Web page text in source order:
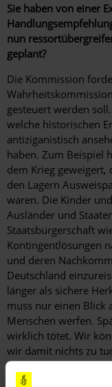
Sie haben von einer
nun
geplant?
Die Kommission
gesteuert werden
welche historischen
antiziganistisch
haben. Zum Beispiel
dem Krieg geweigert,
den Lagern
waren. Die Kinder
Ausländer und
Staatsbürgerschaft
Kontingentlösungen
und deren
Deutschland
länger als sichere
muss nur einen Blick
Menschen werfen.
wirklich tötet. Wir
wir damit nichts zu
gegen diese